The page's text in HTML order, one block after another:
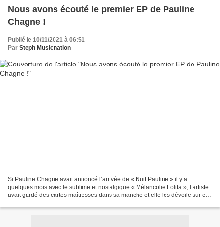
Nous avons écouté le premier EP de Pauline
Chagne !
Publié le 10/11/2021 à 06:51
Par Steph Musicnation
Si Pauline Chagne avait annoncé l’arrivée de « Nuit Pauline » il y a
quelques mois avec le sublime et nostalgique « Mélancolie Lolita », l’artiste
avait gardé des cartes maîtresses dans sa manche et elle les dévoile sur ce